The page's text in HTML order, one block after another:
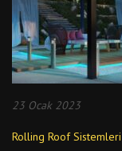
23 Ocak 2023
Rolling Roof Sistemleri